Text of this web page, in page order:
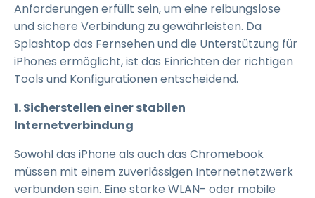
Anforderungen erfüllt sein, um eine reibungslose
und sichere Verbindung zu gewährleisten. Da
Splashtop das Fernsehen und die Unterstützung für
iPhones ermöglicht, ist das Einrichten der richtigen
Tools und Konfigurationen entscheidend.
1. Sicherstellen einer stabilen
Internetverbindung
Sowohl das iPhone als auch das Chromebook
müssen mit einem zuverlässigen Internetnetzwerk
verbunden sein. Eine starke WLAN- oder mobile